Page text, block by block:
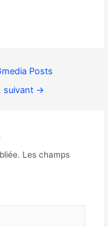
Posts
suivant →
Les champs